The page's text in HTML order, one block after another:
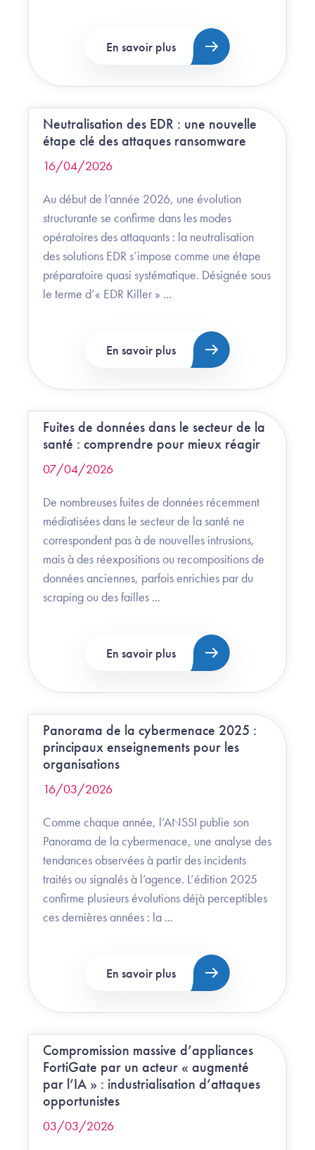
En savoir plus
Neutralisation des EDR : une nouvelle
étape clé des attaques ransomware
16/04/2026
Au début de l’année 2026, une évolution
structurante se confirme dans les modes
opératoires des attaquants : la neutralisation
des solutions EDR s’impose comme une étape
préparatoire quasi systématique.​ ​Désignée sous
le terme d’« EDR Killer » ...
En savoir plus
Fuites de données dans le secteur de la
santé : comprendre pour mieux réagir
07/04/2026
De nombreuses fuites de données récemment
médiatisées dans le secteur de la santé ne
correspondent pas à de nouvelles intrusions,
mais à des réexpositions ou recompositions de
données anciennes, parfois enrichies par du
scraping ou des failles ...
En savoir plus
Panorama de la cybermenace 2025 :
principaux enseignements pour les
organisations
16/03/2026
Comme chaque année, l’ANSSI publie son
Panorama de la cybermenace, une analyse des
tendances observées à partir des incidents
traités ou signalés à l’agence. L’édition 2025
confirme plusieurs évolutions déjà perceptibles
ces dernières années : la ...
En savoir plus
Compromission massive d’appliances
FortiGate par un acteur « augmenté
par l’IA » : industrialisation d’attaques
opportunistes
03/03/2026